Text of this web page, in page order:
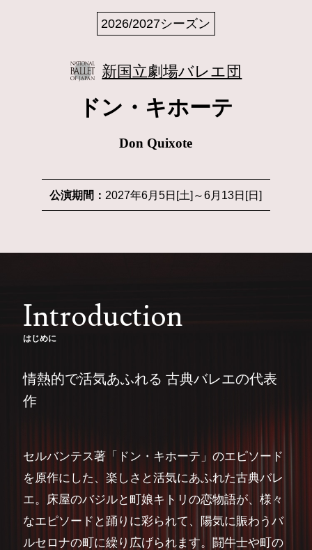
2026/2027シーズン
新国立劇場バレエ団
ドン・キホーテ
Don Quixote
公演期間： 2027年6月5日[土]～6月13日[日]
Introduction
はじめに
情熱的で活気あふれる 古典バレエの代表
作
セルバンテス著「ドン・キホーテ」のエピソード
を原作にした、楽しさと活気にあふれた古典バレ
エ。床屋のバジルと町娘キトリの恋物語が、様々
なエピソードと踊りに彩られて、陽気に賑わうバ
ルセロナの町に繰り広げられます。闘牛士や町の